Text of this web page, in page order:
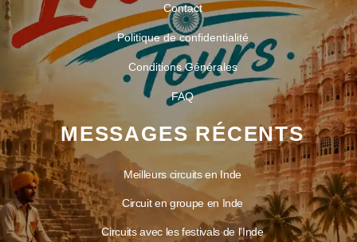
Contact
Politique de confidentialité
Conditions Générales
FAQ
MESSAGES RÉCENTS
Meilleurs circuits en Inde
Circuit en groupe en Inde
Circuits avec les festivals de l’Inde